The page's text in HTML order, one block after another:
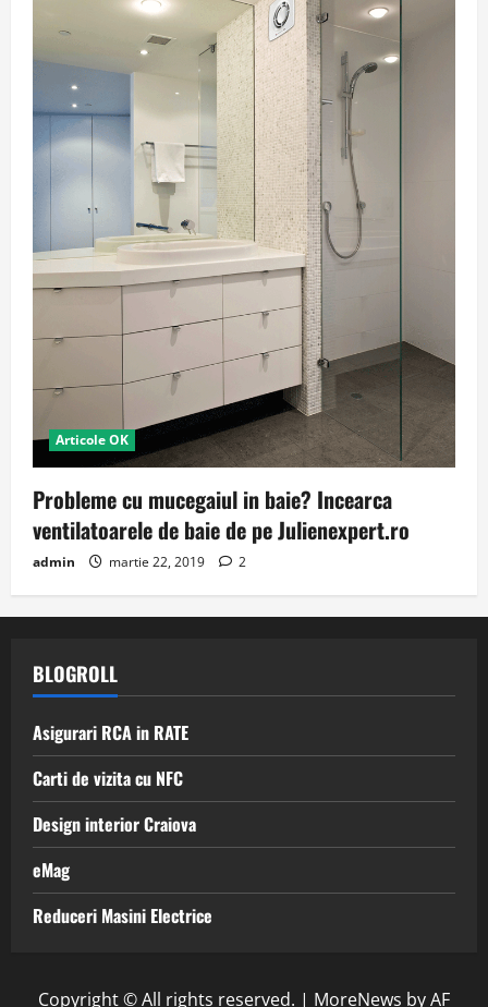
Articole OK
Probleme cu mucegaiul in baie? Incearca
ventilatoarele de baie de pe Julienexpert.ro
admin martie 22, 2019 2
BLOGROLL
Asigurari RCA in RATE
Carti de vizita cu NFC
Design interior Craiova
eMag
Reduceri Masini Electrice
Copyright © All rights reserved. | MoreNews by AF